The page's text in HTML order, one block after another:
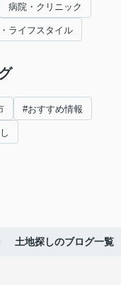
病院・クリニック
ライフスタイル
#おすすめ情報
土地探しのブログ一覧